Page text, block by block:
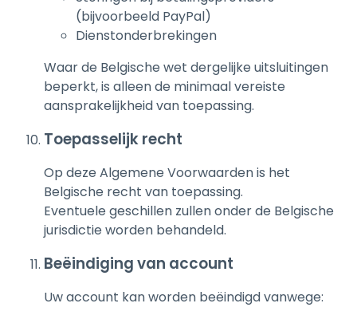
(bijvoorbeeld PayPal)
Dienstonderbrekingen
Waar de Belgische wet dergelijke uitsluitingen
beperkt, is alleen de minimaal vereiste
aansprakelijkheid van toepassing.
Toepasselijk recht
Op deze Algemene Voorwaarden is het
Belgische recht van toepassing.
Eventuele geschillen zullen onder de Belgische
jurisdictie worden behandeld.
Beëindiging van account
Uw account kan worden beëindigd vanwege: